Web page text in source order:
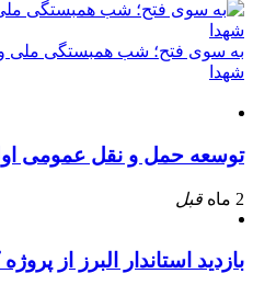
به سوی فتح؛ شب همبستگی ملی و
شهدا
توسعه حمل و نقل عمومی
2 ماه قبل
بازدید استاندار البرز از